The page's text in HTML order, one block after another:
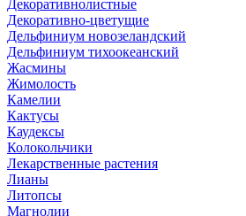
Декоративнолистные
Декоративно-цветущие
Дельфиниум новозеландский
Дельфиниум тихоокеанский
Жасмины
Жимолость
Камелии
Кактусы
Каудексы
Колокольчики
Лекарственные растения
Лианы
Литопсы
Магнолии